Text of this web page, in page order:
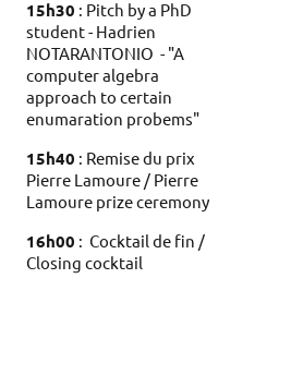
15h30 : Pitch by a PhD
student - Hadrien
NOTARANTONIO - "A
computer algebra
approach to certain
enumaration probems"
15h40 : Remise du prix
Pierre Lamoure / Pierre
Lamoure prize ceremony
16h00 : Cocktail de fin /
Closing cocktail